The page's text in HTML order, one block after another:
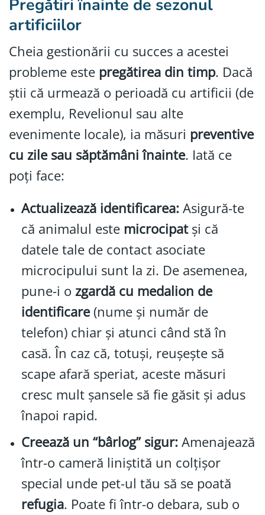
Pregătiriînainte de sezonul
artificiilor
Cheia gestionării cu succes a acestei
probleme este pregătirea din timp. Dacă
știi că urmează o perioadă cu artificii (de
exemplu, Revelionul sau alte
evenimente locale), ia măsuri preventive
cu zile sau săptămâni înainte. Iată ce
poți face:
Actualizează identificarea: Asigură-te
că animalul este microcipatși că
datele tale de contact asociate
microcipului sunt la zi. De asemenea,
pune-i o zgardă cu medalion de
identificare(nume și număr de
telefon) chiar și atunci când stă în
casă. În caz că, totuși, reușește să
scape afară speriat, aceste măsuri
cresc mult șansele să fie găsit și adus
înapoi rapid.
Creează un “bârlog” sigur: Amenajează
într-o cameră liniștită un colțișor
special unde pet-ul tău să se poată
refugia. Poate fi într-o debara, sub o